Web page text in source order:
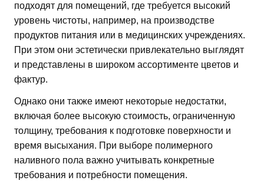
подходят для помещений, где требуется высокий
уровень чистоты, например, на производстве
продуктов питания или в медицинских учреждениях.
При этом они эстетически привлекательно выглядят
и представлены в широком ассортименте цветов и
фактур.
Однако они также имеют некоторые недостатки,
включая более высокую стоимость, ограниченную
толщину, требования к подготовке поверхности и
время высыхания. При выборе полимерного
наливного пола важно учитывать конкретные
требования и потребности помещения.